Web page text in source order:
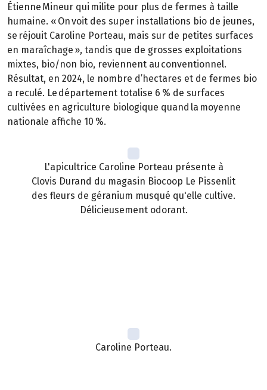
Étienne Mineur qui milite pour plus de fermes à taille
humaine. « On voit des super installations bio de jeunes,
se réjouit Caroline Porteau, mais sur de petites surfaces
en maraîchage », tandis que de grosses exploitations
mixtes, bio/non bio, reviennent au conventionnel.
Résultat, en 2024, le nombre d’hectares et de fermes bio
a reculé. Le département totalise 6 % de surfaces
cultivées en agriculture biologique quand la moyenne
nationale affiche 10 %.
L'apicultrice Caroline Porteau présente à
Clovis Durand du magasin Biocoop Le Pissenlit
des fleurs de géranium musqué qu'elle cultive.
Délicieusement odorant.
Caroline Porteau.